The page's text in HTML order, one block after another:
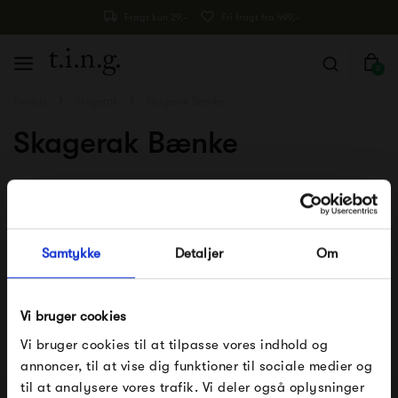
Samtykke Detaljer Om
Vi bruger cookies
Vi bruger cookies til at tilpasse vores indhold og
annoncer, til at vise dig funktioner til sociale medier og
til at analysere vores trafik. Vi deler også oplysninger
0
Skagerak Bænke
Skagerak Bænke - til inde og ude
fra Skagerak. Skagerak er kendt for deres brug af
perfekt ind i det nordiske minimalistiske hjem. Bænkene er
udført i den højeste kvalitet, og med de mange forskellige
designs og størrelser du kan finde herunder, har du